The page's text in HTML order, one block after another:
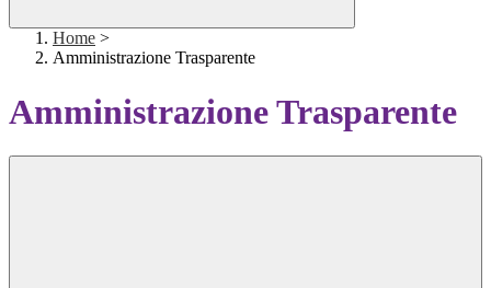
Home >
Amministrazione Trasparente
Amministrazione Trasparente